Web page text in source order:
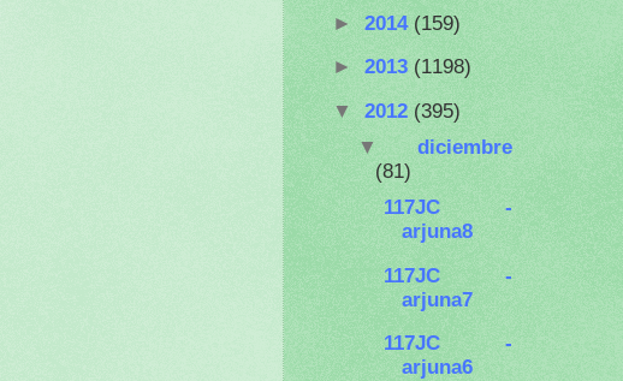
► 2014 (159)
► 2013 (1198)
▼ 2012 (395)
▼ diciembre
(81)
117JC -
arjuna8
117JC -
arjuna7
117JC -
arjuna6